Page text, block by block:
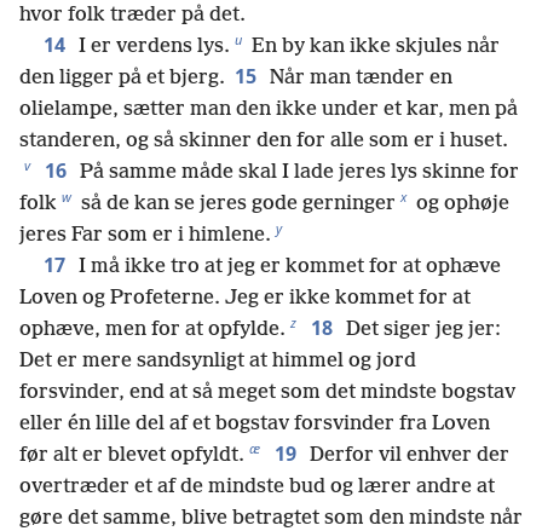
hvor folk træder på det.
14 I er verdens lys. u En by kan ikke skjules når
den ligger på et bjerg. 15 Når man tænder en
olielampe, sætter man den ikke under et kar, men på
standeren, og så skinner den for alle som er i huset.
v 16 På samme måde skal I lade jeres lys skinne for
folk w så de kan se jeres gode gerninger x og ophøje
jeres Far som er i himlene. y
17 I må ikke tro at jeg er kommet for at ophæve
Loven og Profeterne. Jeg er ikke kommet for at
ophæve, men for at opfylde. z 18 Det siger jeg jer:
Det er mere sandsynligt at himmel og jord
forsvinder, end at så meget som det mindste bogstav
eller én lille del af et bogstav forsvinder fra Loven
før alt er blevet opfyldt. æ 19 Derfor vil enhver der
overtræder et af de mindste bud og lærer andre at
gøre det samme, blive betragtet som den mindste når